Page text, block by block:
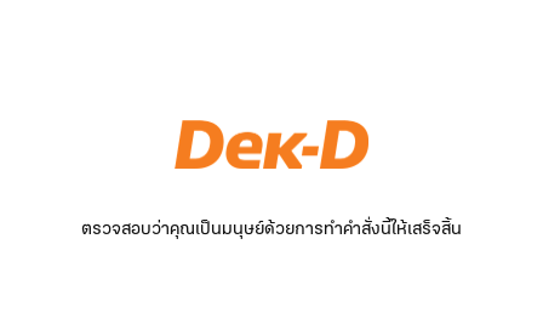
ตรวจสอบว่าคุณเป็นมนุษย์ด้วยการทำคำสั่งนี้ให้เสร็จสิ้น